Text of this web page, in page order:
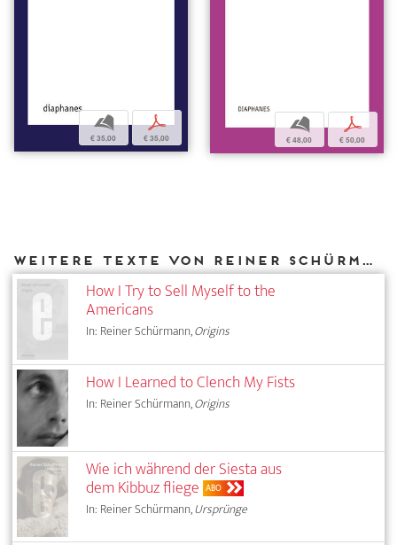
b
€ 35,00
p
€ 35,00
b
€ 48,00
p
€ 50,00
Weitere Texte von Reiner Schürmann bei DIAPHANES
How I Try to Sell Myself to the
Americans
In: Reiner Schürmann,Origins
How I Learned to Clench My Fists
In: Reiner Schürmann,Origins
Wie ich während der Siesta aus
dem Kibbuz fliege ABO
In: Reiner Schürmann,Ursprünge